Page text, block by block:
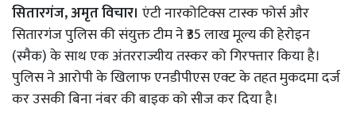
सितारगंज, अमृत विचार। एंटी नारकोटिक्स टास्क फोर्स और
सितारगंज पुलिस की संयुक्त टीम ने ₹35 लाख मूल्य की हेरोइन
(स्मैक) के साथ एक अंतरराज्यीय तस्कर को गिरफ्तार किया है।
पुलिस ने आरोपी के खिलाफ एनडीपीएस एक्ट के तहत मुकदमा दर्ज
कर उसकी बिना नंबर की बाइक को सीज कर दिया है।